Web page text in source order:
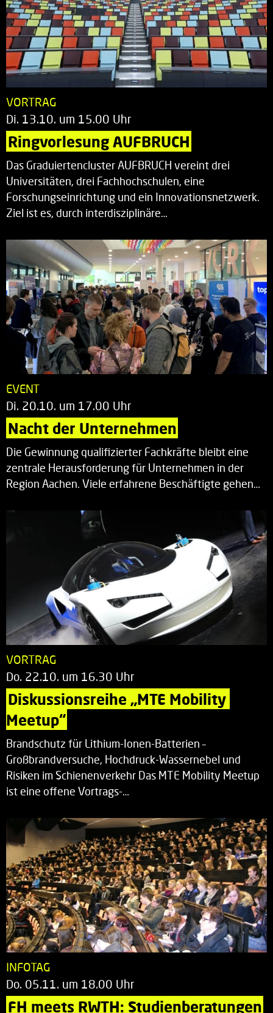
VORTRAG
Di. 13.10. um 15.00 Uhr
Ringvorlesung AUFBRUCH
Das Graduiertencluster AUFBRUCH vereint drei
Universitäten, drei Fachhochschulen, eine
Forschungseinrichtung und ein Innovationsnetzwerk.
Ziel ist es, durch interdisziplinäre…
EVENT
Di. 20.10. um 17.00 Uhr
Nacht der Unternehmen
Die Gewinnung qualifizierter Fachkräfte bleibt eine
zentrale Herausforderung für Unternehmen in der
Region Aachen. Viele erfahrene Beschäftigte gehen…
VORTRAG
Do. 22.10. um 16.30 Uhr
Diskussionsreihe „MTE Mobility
Meetup“
Brandschutz für Lithium-Ionen-Batterien –
Großbrandversuche, Hochdruck-Wassernebel und
Risiken im Schienenverkehr Das MTE Mobility Meetup
ist eine offene Vortrags-…
INFOTAG
Do. 05.11. um 18.00 Uhr
FH meets RWTH: Studienberatungen